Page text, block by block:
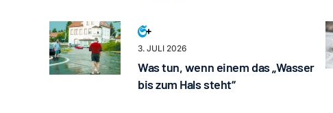
3. JULI 2026
Was tun, wenn einem das „Wasser
bis zum Hals steht“